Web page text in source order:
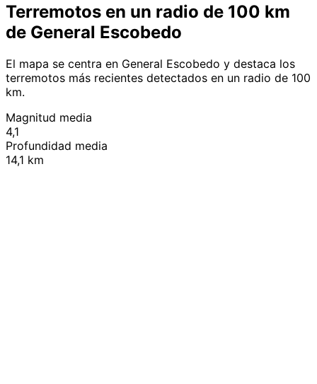
Terremotos en un radio de 100 km
de General Escobedo
El mapa se centra en General Escobedo y destaca los
terremotos más recientes detectados en un radio de 100
km.
Magnitud media
4,1
Profundidad media
14,1 km